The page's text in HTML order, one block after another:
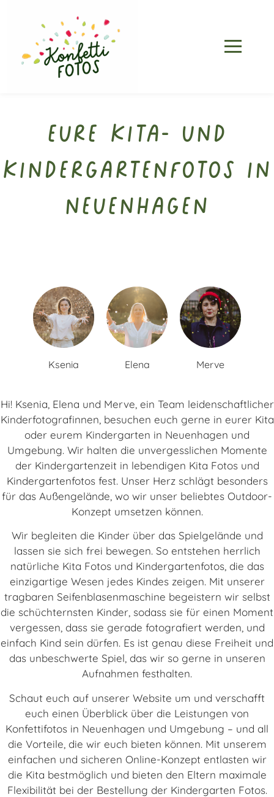
Eure Kita- und
Kindergartenfotos in
Neuenhagen
Ksenia Elena Merve
Hi! Ksenia, Elena und Merve, ein Team leidenschaftlicher
Kinderfotografinnen, besuchen euch gerne in eurer Kita
oder eurem Kindergarten in Neuenhagen und
Umgebung. Wir halten die unvergesslichen Momente
der Kindergartenzeit in lebendigen Kita Fotos und
Kindergartenfotos fest. Unser Herz schlägt besonders
für das Außengelände, wo wir unser beliebtes Outdoor-
Konzept umsetzen können.
Wir begleiten die Kinder über das Spielgelände und
lassen sie sich frei bewegen. So entstehen herrlich
natürliche Kita Fotos und Kindergartenfotos, die das
einzigartige Wesen jedes Kindes zeigen. Mit unserer
tragbaren Seifenblasenmaschine begeistern wir selbst
die schüchternsten Kinder, sodass sie für einen Moment
vergessen, dass sie gerade fotografiert werden, und
einfach Kind sein dürfen. Es ist genau diese Freiheit und
das unbeschwerte Spiel, das wir so gerne in unseren
Aufnahmen festhalten.
Schaut euch auf unserer Website um und verschafft
euch einen Überblick über die Leistungen von
Konfettifotos in Neuenhagen und Umgebung – und all
die Vorteile, die wir euch bieten können. Mit unserem
einfachen und sicheren Online-Konzept entlasten wir
die Kita bestmöglich und bieten den Eltern maximale
Flexibilität bei der Bestellung der Kindergarten Fotos.